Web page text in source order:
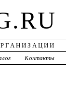
Контакты